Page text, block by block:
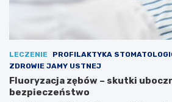
LECZENIE PROFILAKTYKA
ZDROWIE JAMY USTNEJ
Fluoryzacja zębów – skutki
bezpieczeństwo